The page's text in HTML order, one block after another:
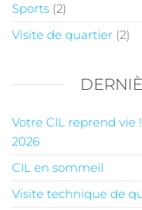
Sports (2)
Visite de quartier (2)
Votre CIL reprend vie
2026
CIL en sommeil
Visite technique de